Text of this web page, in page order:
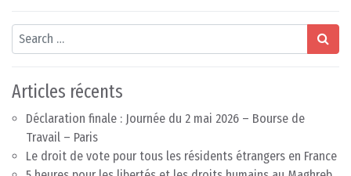
Search
Articles récents
Déclaration finale : Journée du 2 mai 2026 – Bourse de
Travail – Paris
Le droit de vote pour tous les résidents étrangers en France